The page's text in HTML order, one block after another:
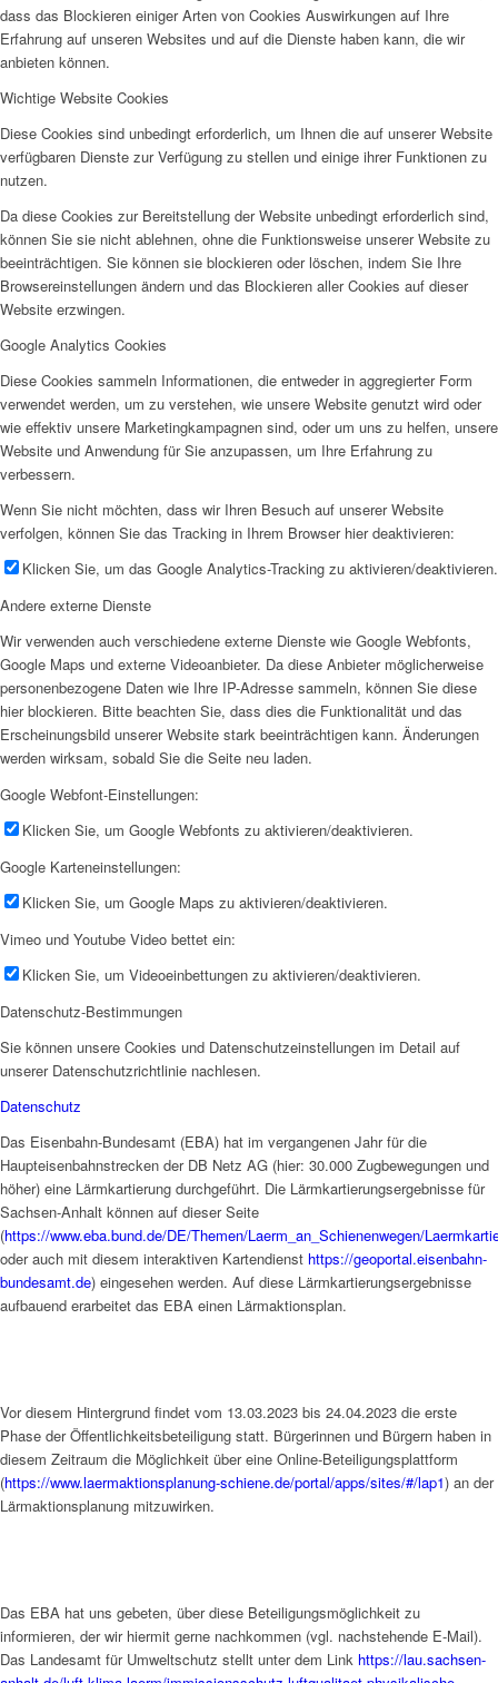
dass das Blockieren einiger Arten von Cookies Auswirkungen auf Ihre
Erfahrung auf unseren Websites und auf die Dienste haben kann, die wir
anbieten können.
Wichtige Website Cookies
Diese Cookies sind unbedingt erforderlich, um Ihnen die auf unserer Website
verfügbaren Dienste zur Verfügung zu stellen und einige ihrer Funktionen zu
nutzen.
Da diese Cookies zur Bereitstellung der Website unbedingt erforderlich sind,
können Sie sie nicht ablehnen, ohne die Funktionsweise unserer Website zu
beeinträchtigen. Sie können sie blockieren oder löschen, indem Sie Ihre
Browsereinstellungen ändern und das Blockieren aller Cookies auf dieser
Website erzwingen.
Google Analytics Cookies
Diese Cookies sammeln Informationen, die entweder in aggregierter Form
verwendet werden, um zu verstehen, wie unsere Website genutzt wird oder
wie effektiv unsere Marketingkampagnen sind, oder um uns zu helfen, unsere
Website und Anwendung für Sie anzupassen, um Ihre Erfahrung zu
verbessern.
Wenn Sie nicht möchten, dass wir Ihren Besuch auf unserer Website
verfolgen, können Sie das Tracking in Ihrem Browser hier deaktivieren:
Klicken Sie, um das Google Analytics-Tracking zu aktivieren/deaktivieren.
Andere externe Dienste
Wir verwenden auch verschiedene externe Dienste wie Google Webfonts,
Google Maps und externe Videoanbieter. Da diese Anbieter möglicherweise
personenbezogene Daten wie Ihre IP-Adresse sammeln, können Sie diese
hier blockieren. Bitte beachten Sie, dass dies die Funktionalität und das
Erscheinungsbild unserer Website stark beeinträchtigen kann. Änderungen
werden wirksam, sobald Sie die Seite neu laden.
Google Webfont-Einstellungen:
Klicken Sie, um Google Webfonts zu aktivieren/deaktivieren.
Google Karteneinstellungen:
Klicken Sie, um Google Maps zu aktivieren/deaktivieren.
Vimeo und Youtube Video bettet ein:
Klicken Sie, um Videoeinbettungen zu aktivieren/deaktivieren.
Datenschutz-Bestimmungen
Sie können unsere Cookies und Datenschutzeinstellungen im Detail auf
unserer Datenschutzrichtlinie nachlesen.
Datenschutz
Das Eisenbahn-Bundesamt (EBA) hat im vergangenen Jahr für die
Haupteisenbahnstrecken der DB Netz AG (hier: 30.000 Zugbewegungen und
höher) eine Lärmkartierung durchgeführt. Die Lärmkartierungsergebnisse für
Sachsen-Anhalt können auf dieser Seite
(https://www.eba.bund.de/DE/Themen/Laerm_an_Schienenwegen/
oder auch mit diesem interaktiven Kartendienst https://geoportal.eisenbahn-
bundesamt.de) eingesehen werden. Auf diese Lärmkartierungsergebnisse
aufbauend erarbeitet das EBA einen Lärmaktionsplan.
Vor diesem Hintergrund findet vom 13.03.2023 bis 24.04.2023 die erste
Phase der Öffentlichkeitsbeteiligung statt. Bürgerinnen und Bürgern haben in
diesem Zeitraum die Möglichkeit über eine Online-Beteiligungsplattform
(https://www.laermaktionsplanung-schiene.de/portal/apps/sites/#/lap1) an der
Lärmaktionsplanung mitzuwirken.
Das EBA hat uns gebeten, über diese Beteiligungsmöglichkeit zu
informieren, der wir hiermit gerne nachkommen (vgl. nachstehende E-Mail).
Das Landesamt für Umweltschutz stellt unter dem Link https://lau.sachsen-